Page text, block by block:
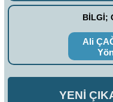
BİLGİ;
Ali
YENİ